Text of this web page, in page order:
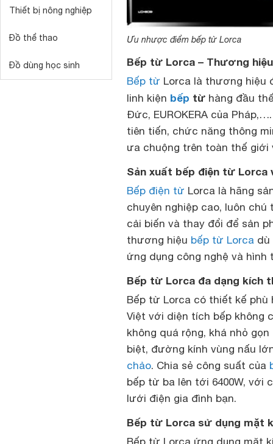
Thiết bị nông nghiệp
Đồ thể thao
Đồ dùng học sinh
Ưu nhược điểm bếp từ Lorca
Bếp từ Lorca – Thương
Bếp từ Lorca là thương hiệu
linh kiện bếp từ hàng đầu
Đức, EUROKERA của
tiên tiến, chức năng thông
ưa chuộng trên toàn thế
Sản xuất bếp điện từ
Bếp điện từ Lorca là hãng
chuyên nghiệp cao, luôn
cải biến và thay đổi để sản
thương hiệu bếp từ Lorca dù
ứng dụng công nghệ và hình
Bếp từ Lorca đa dạng kích
Bếp từ Lorca có thiết kế
Việt với diện tích bếp không
không quá rộng, khá nhỏ
biệt, đường kính vùng nấu
chảo. Chia sẻ công suất của
bếp từ ba lên tới 6400W, với
lưới điện gia đình bạn.
Bếp từ Lorca sử dụng mặt